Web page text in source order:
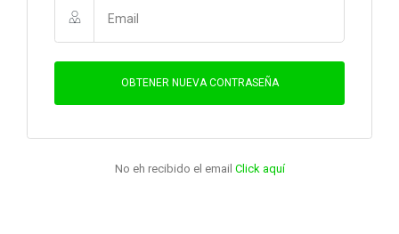
OBTENER NUEVA CONTRASEÑA
No eh recibido el email Click aquí